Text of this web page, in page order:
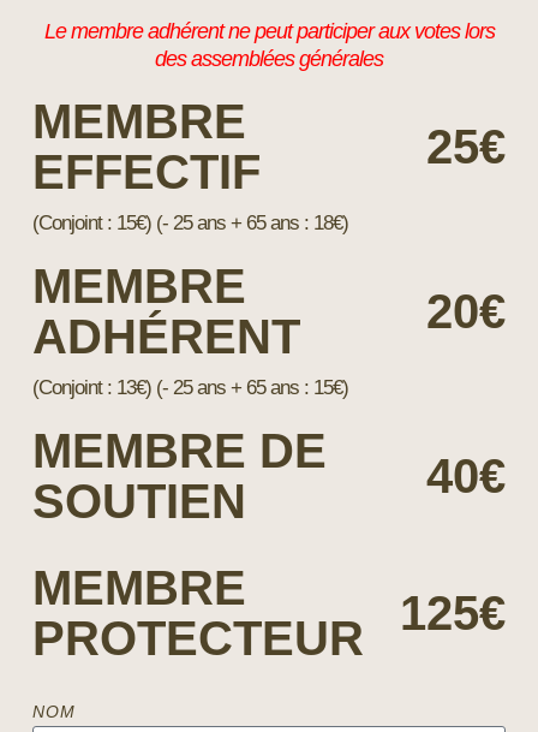
Le membre adhérent ne peut participer aux votes lors
des assemblées générales
MEMBRE
EFFECTIF
25€
(Conjoint : 15€) (- 25 ans + 65 ans : 18€)
MEMBRE
ADHÉRENT
20€
(Conjoint : 13€) (- 25 ans + 65 ans : 15€)
MEMBRE DE
SOUTIEN
40€
MEMBRE
PROTECTEUR
125€
NOM